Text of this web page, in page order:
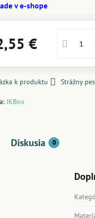
v e-shope
€
k produktu Strážny pes
JKBox
Diskusia 0